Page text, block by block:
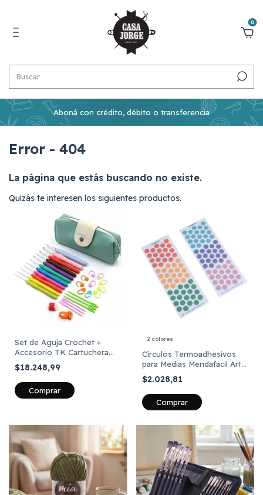
0
Aboná con crédito, débito o transferencia
Error - 404
La página que estás buscando no existe.
Quizás te interesen los siguientes productos.
Set de Aguja Crochet +
Accesorio TK Cartuchera
Celeste 30 Piezas
$18.248,99
2 colores
Círculos Termoadhesivos
para Medias Mendafacil Art
806 x 60 unidades
$2.028,81
Comprar